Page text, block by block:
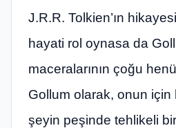
J.R.R. Tolkien’ın
hayati rol oynasa da
maceralarının çoğu
Gollum olarak, onun için
şeyin peşinde tehlikeli